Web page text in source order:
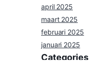
april 2025
maart 2025
februari 2025
januari 2025
Categories